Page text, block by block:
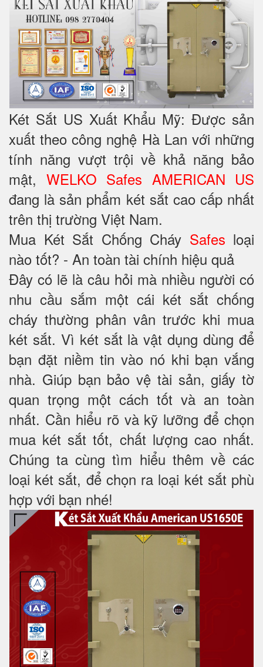
Két Sắt US Xuất Khẩu Mỹ: Được sản
xuất theo công nghệ Hà Lan với những
tính năng vượt trội về khả năng bảo
mật, WELKO Safes AMERICAN US
đang là sản phẩm két sắt cao cấp nhất
trên thị trường Việt Nam.
Mua Két Sắt Chống Cháy Safes loại
nào tốt? - An toàn tài chính hiệu quả
Đây có lẽ là câu hỏi mà nhiều người có
nhu cầu sắm một cái két sắt chống
cháy thường phân vân trước khi mua
két sắt. Vì két sắt là vật dụng dùng để
bạn đặt niềm tin vào nó khi bạn vắng
nhà. Giúp bạn bảo vệ tài sản, giấy tờ
quan trọng một cách tốt và an toàn
nhất. Cần hiểu rõ và kỹ lưỡng để chọn
mua két sắt tốt, chất lượng cao nhất.
Chúng ta cùng tìm hiểu thêm về các
loại két sắt, để chọn ra loại két sắt phù
hợp với bạn nhé!